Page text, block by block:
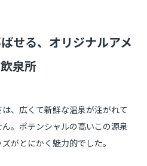
せる、オリジナルアメ
泉所
、広くて新鮮な温泉が注がれて
。ポテンシャルの高いこの源泉
がとにかく魅力的でした。